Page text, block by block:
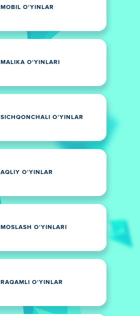
MOBIL OʻYINLAR
MALIKA OʻYINLARI
SICHQONCHALI OʻYINLAR
AQLIY OʻYINLAR
MOSLASH OʻYINLARI
RAQAMLI OʻYINLAR